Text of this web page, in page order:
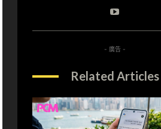
- 廣告 -
Related Articles